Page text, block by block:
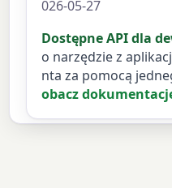
026-05-27
Dostępne API dla
o narzędzie z
nta za pomocą
obacz